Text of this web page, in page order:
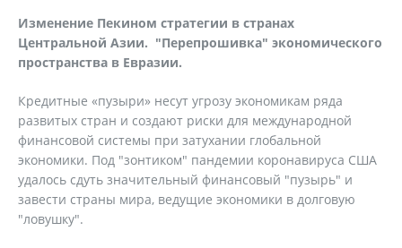
Изменение Пекином стратегии в странах
Центральной Азии. "Перепрошивка" экономического
пространства в Евразии.
Кредитные «пузыри» несут угрозу экономикам ряда
развитых стран и создают риски для международной
финансовой системы при затухании глобальной
экономики. Под "зонтиком" пандемии коронавируса США
удалось сдуть значительный финансовый "пузырь" и
завести страны мира, ведущие экономики в долговую
"ловушку".